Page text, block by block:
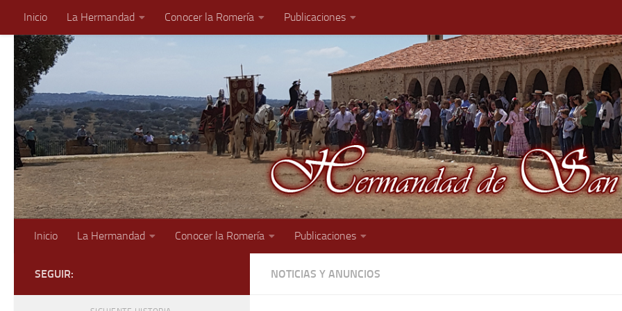
Saltar al contenido
Inicio La Hermandad Conocer la Romería Publicaciones
Inicio La Hermandad Conocer la Romería Publicaciones
NOTICIAS Y ANUNCIOS
SEGUIR: